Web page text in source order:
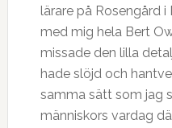
lärare på Rosengård
med mig hela Bert
missade den lilla
hade slöjd och
samma sätt som jag
människors vardag